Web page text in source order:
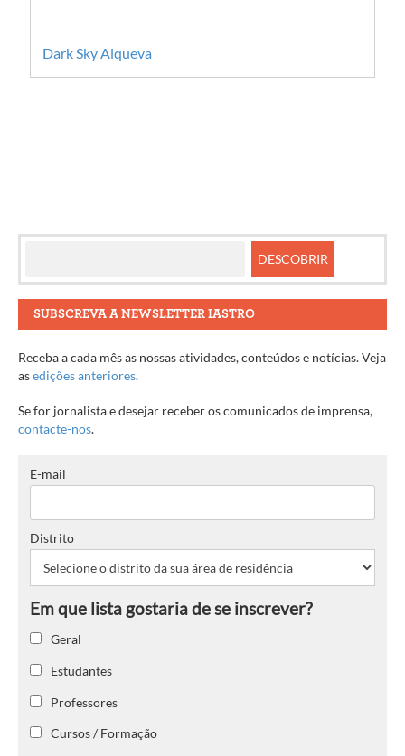
Dark Sky Alqueva
SUBSCREVA A NEWSLETTER IASTRO
Receba a cada mês as nossas atividades, conteúdos e notícias. Veja
asedições anteriores.
Se for jornalista e desejar receber os comunicados de imprensa,
contacte-nos.
E-mail
Distrito
Geral
Estudantes
Professores
Cursos / Formação